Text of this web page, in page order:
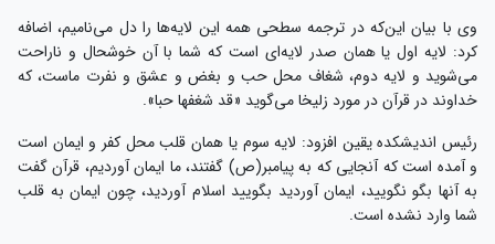
وی با بیان این‌که در ترجمه سطحی همه این لایه‌ها را دل می‌نامیم، اضافه
کرد: لایه اول یا همان صدر لایه‌ای است که شما با آن خوشحال و ناراحت
می‌شوید و لایه دوم، شغاف محل حب و بغض و عشق و نفرت ماست، که
خداوند در قرآن در مورد زلیخا می‌گوید «قد شغفها حبا».
رئیس اندیشکده یقین افزود: لایه سوم یا همان قلب محل کفر و ایمان است
و آمده است که آنجایی که به پیامبر(ص) گفتند، ما ایمان آوردیم، قرآن گفت
به آنها بگو نگویید، ایمان آوردید بگویید اسلام آوردید، چون ایمان به قلب
شما وارد نشده است.